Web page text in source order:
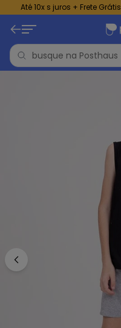
Até 10x s juros + Frete